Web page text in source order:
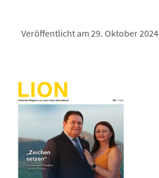
Veröffentlicht am 29. Oktober 2024